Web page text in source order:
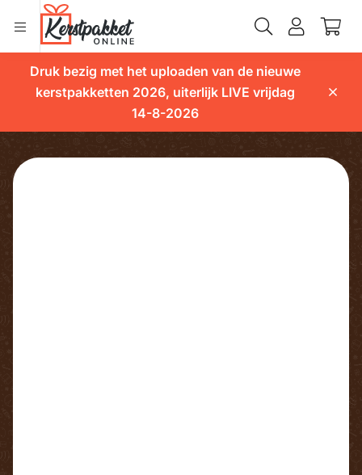
Druk bezig met het uploaden van de nieuwe
kerstpakketten 2026, uiterlijk LIVE vrijdag
14-8-2026